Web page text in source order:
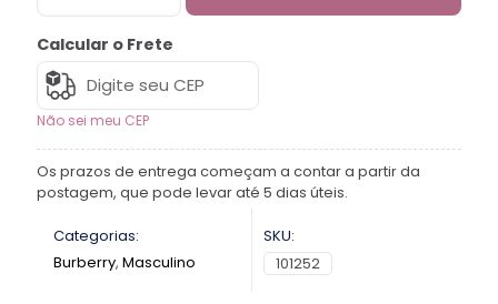
Calcular o Frete
Não sei meu CEP
Os prazos de entrega começam a contar a partir da
postagem, que pode levar até 5 dias úteis.
Categorias:
Burberry, Masculino
SKU:
101252